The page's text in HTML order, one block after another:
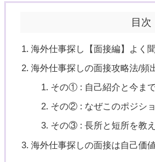
目次
海外仕事探し【面接編】よく
海外仕事探しの面接攻略法/頻
その① : 自己紹介と今ま
その② : なぜこのポジシ
その③ : 長所と短所を教
海外仕事探しの面接は自己価